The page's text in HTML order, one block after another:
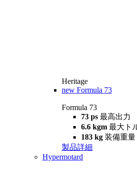
Heritage
new Formula 73
Formula 73
73 ps 最高出力
6.6 kgm 最大ト
183 kg 装備重量
製品詳細
Hypermotard